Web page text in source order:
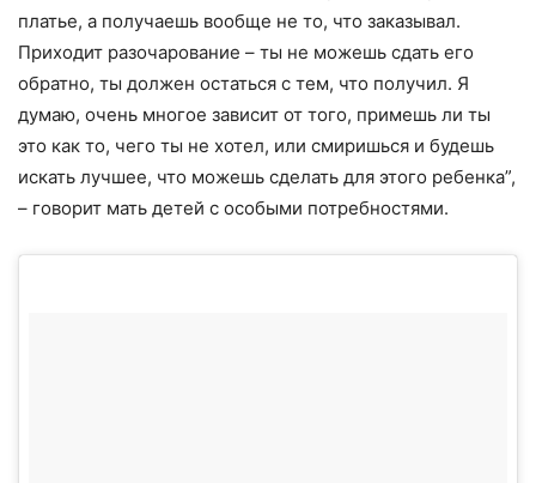
платье, а получаешь вообще не то, что заказывал.
Приходит разочарование – ты не можешь сдать его
обратно, ты должен остаться с тем, что получил. Я
думаю, очень многое зависит от того, примешь ли ты
это как то, чего ты не хотел, или смиришься и будешь
искать лучшее, что можешь сделать для этого ребенка”,
– говорит мать детей с особыми потребностями.